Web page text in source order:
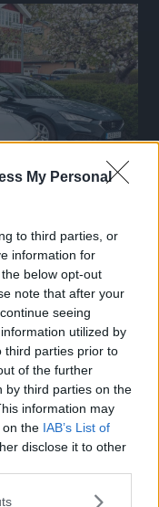
My Personal
to third parties, or
information for
below opt-out
note that after your
seeing
utilized by
third parties prior to
of the further
by third parties on the
information may
on the IAB’s List of
disclose it to other
or more Google
– blir omkörd